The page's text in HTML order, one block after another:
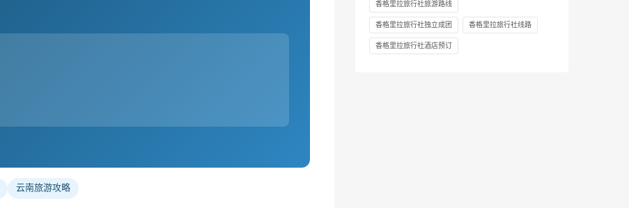
云南旅游攻略
香格里拉旅行社旅游路线
香格里拉旅行社独立成团 香格里拉旅行社线路
香格里拉旅行社酒店预订